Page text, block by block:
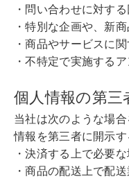
・問い合わせに対す
・特別な企画や、新
・商品やサービスに
・不特定で実施する
個人情報の第三
当社は次のような場
情報を第三者に開示す
・決済する上で必要
・商品の配送上で配